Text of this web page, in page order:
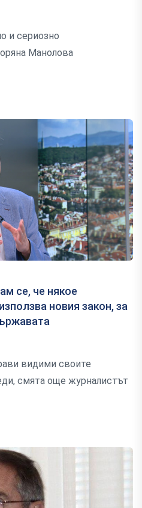
и сериозно
Манолова
се, че някое
новия закон, за
видими своите
смята още журналистът